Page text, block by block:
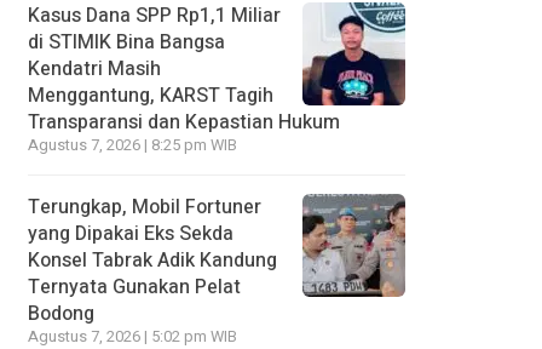
Kasus Dana SPP Rp1,1 Miliar
di STIMIK Bina Bangsa
Kendatri Masih
Menggantung, KARST Tagih
Transparansi dan Kepastian Hukum
Agustus 7, 2026 | 8:25 pm WIB
Terungkap, Mobil Fortuner
yang Dipakai Eks Sekda
Konsel Tabrak Adik Kandung
Ternyata Gunakan Pelat
Bodong
Agustus 7, 2026 | 5:02 pm WIB